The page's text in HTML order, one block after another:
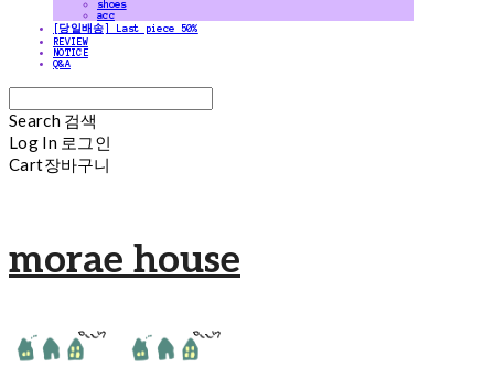
shoes
acc
[당일배송] Last piece 50%
REVIEW
NOTICE
Q&A
Search 검색
Log In 로그인
Cart장바구니
morae house